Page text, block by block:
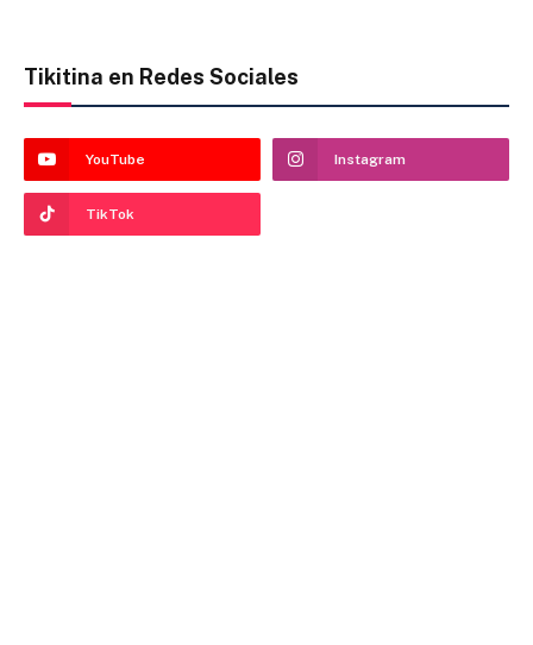
Tikitina en Redes Sociales
YouTube Instagram
TikTok